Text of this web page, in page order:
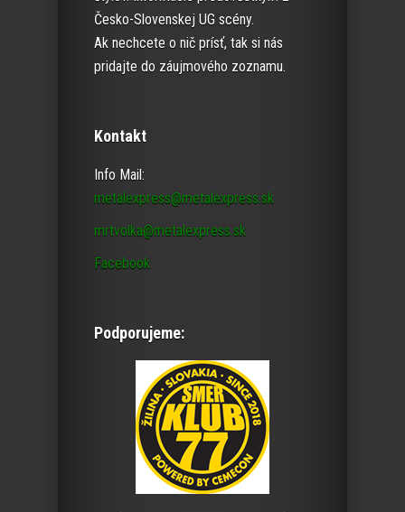
Česko-Slovenskej UG scény.
Ak nechcete o nič prísť, tak si nás
pridajte do záujmového zoznamu.
Kontakt
Info Mail:
metalexpress@metalexpress.sk
mrtvolka@metalexpress.sk
Facebook
Podporujeme: